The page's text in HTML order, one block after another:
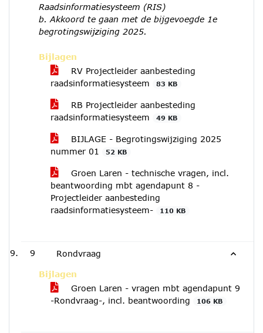
Raadsinformatiesysteem (RIS)
b. Akkoord te gaan met de bijgevoegde 1e
begrotingswijziging 2025.
Bijlagen
RV Projectleider aanbesteding
raadsinformatiesysteem
83 KB
RB Projectleider aanbesteding
raadsinformatiesysteem
49 KB
BIJLAGE - Begrotingswijziging 2025
nummer 01
52 KB
Groen Laren - technische vragen, incl.
beantwoording mbt agendapunt 8 -
Projectleider aanbesteding
raadsinformatiesysteem-
110 KB
9 Rondvraag
Bijlagen
Groen Laren - vragen mbt agendapunt 9
-Rondvraag-, incl. beantwoording
106 KB